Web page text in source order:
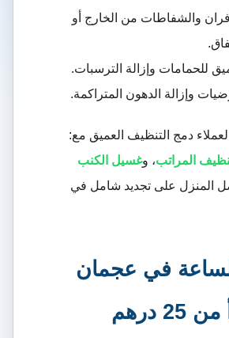
والشفاطات من الخارج أو
للحمامات وإزالة الترسبات.
وإزالة الدهون المتراكمة.
دمج التنظيف العميق مع:
المراتب، وغسيل الكنب
المنزل على تجديد شامل في
في عجمان
درهم